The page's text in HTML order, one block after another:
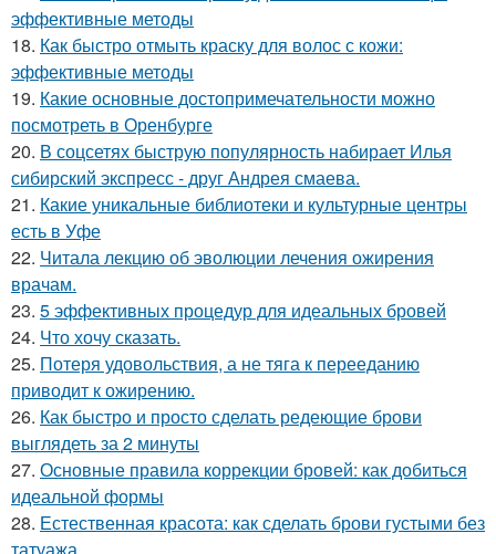
эффективные методы
18. Как быстро отмыть краску для волос с кожи:
эффективные методы
19. Какие основные достопримечательности можно
посмотреть в Оренбурге
20. В соцсетях быструю популярность набирает Илья
сибирский экспресс - друг Андрея смаева.
21. Какие уникальные библиотеки и культурные центры
есть в Уфе
22. Читала лекцию об эволюции лечения ожирения
врачам.
23. 5 эффективных процедур для идеальных бровей
24. Что хочу сказать.
25. Потеря удовольствия, а не тяга к перееданию
приводит к ожирению.
26. Как быстро и просто сделать редеющие брови
выглядеть за 2 минуты
27. Основные правила коррекции бровей: как добиться
идеальной формы
28. Естественная красота: как сделать брови густыми без